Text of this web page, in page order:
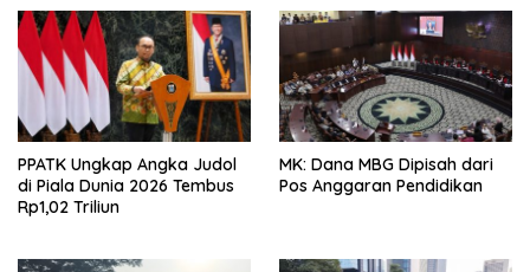
PPATK Ungkap Angka Judol
di Piala Dunia 2026 Tembus
Rp1,02 Triliun
MK: Dana MBG Dipisah dari
Pos Anggaran Pendidikan